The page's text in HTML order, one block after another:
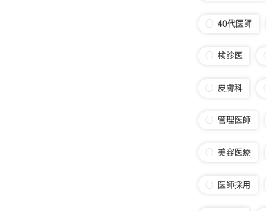
40代医師
検診医
皮膚科
管理医師
美容医療
医師採用